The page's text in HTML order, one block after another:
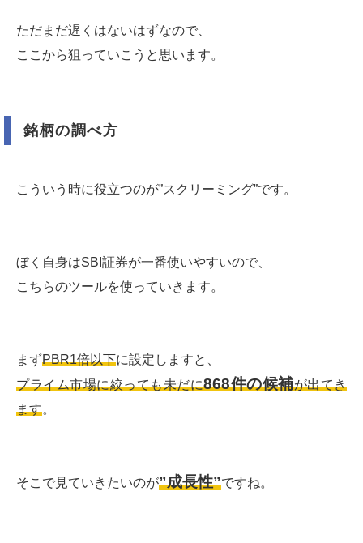
ただまだ遅くはないはずなので、
ここから狙っていこうと思います。
銘柄の調べ方
こういう時に役立つのが”スクリーミング”です。
ぼく自身はSBI証券が一番使いやすいので、
こちらのツールを使っていきます。
まずPBR1倍以下に設定しますと、
プライム市場に絞っても未だに868件の候補が出てき
ます。
そこで見ていきたいのが”成長性”ですね。